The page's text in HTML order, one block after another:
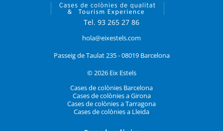
Tel. 93 265 27 86
hola@eixestels.com
Passeig de Taulat 235 - 08019 Barcelona
© 2026 Eix Estels
Cases de colònies Barcelona
Cases de colònies a Girona
Cases de colònies a Tarragona
Cases de colònies a Lleida